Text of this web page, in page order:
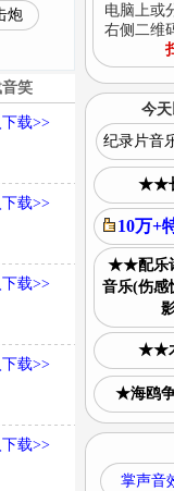
炮
笑
载>>
载>>
载>>
载>>
载>>
电脑上或
右侧二维
今
纪录片音
★★
10万+
★★配乐
音乐(伤感
★★
★海鸥
掌声音